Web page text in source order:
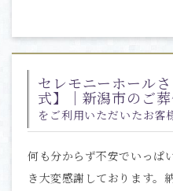
セレモニーホール
式】｜新潟市のご
をご利用いただいたお客
何も分からず不安でいっぱ
き大変感謝しております。